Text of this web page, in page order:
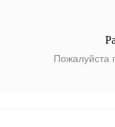
Пожалуйста